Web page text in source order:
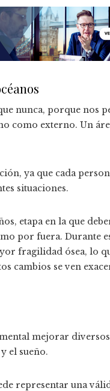
nunca, porque nos
como externo. Un
ya que cada
situaciones.
etapa en la que
por fuera. Durante
fragilidad ósea, lo
cambios se ven
mejorar diversos
el sueño.
representar una